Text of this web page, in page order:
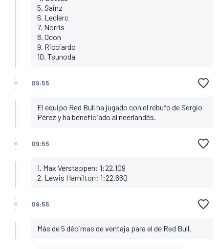
5. Sainz
6. Leclerc
7. Norris
8. Ocon
9. Ricciardo
10. Tsunoda
09:55
El equipo Red Bull ha jugado con el rebufo de Sergio
Pérez y ha beneficiado al neerlandés.
09:55
1. Max Verstappen: 1:22.109
2. Lewis Hamilton: 1:22.660
09:55
Más de 5 décimas de ventaja para el de Red Bull.